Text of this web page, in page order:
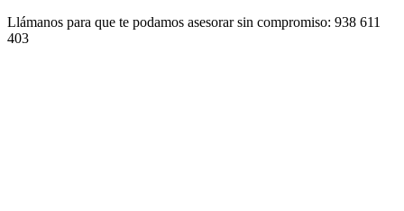
Llámanos para que te podamos asesorar sin compromiso: 938 611
403